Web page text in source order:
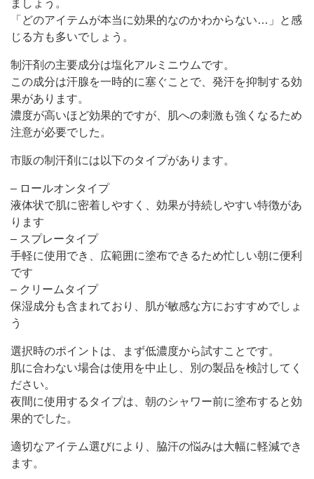
ましょう。
「どのアイテムが本当に効果的なのかわからない…」と感
じる方も多いでしょう。
制汗剤の主要成分は塩化アルミニウムです。
この成分は汗腺を一時的に塞ぐことで、発汗を抑制する効
果があります。
濃度が高いほど効果的ですが、肌への刺激も強くなるため
注意が必要でした。
市販の制汗剤には以下のタイプがあります。
– ロールオンタイプ
液体状で肌に密着しやすく、効果が持続しやすい特徴があ
ります
– スプレータイプ
手軽に使用でき、広範囲に塗布できるため忙しい朝に便利
です
– クリームタイプ
保湿成分も含まれており、肌が敏感な方におすすめでしょ
う
選択時のポイントは、まず低濃度から試すことです。
肌に合わない場合は使用を中止し、別の製品を検討してく
ださい。
夜間に使用するタイプは、朝のシャワー前に塗布すると効
果的でした。
適切なアイテム選びにより、脇汗の悩みは大幅に軽減でき
ます。